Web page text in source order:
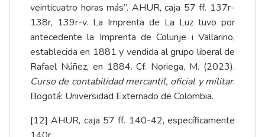
veinticuatro horas más”. AHUR, caja 57 ff. 137r-
138r, 139r-v. La Imprenta de La Luz tuvo por
antecedente la Imprenta de Colunje i Vallarino,
establecida en 1881 y vendida al grupo liberal de
Rafael Núñez, en 1884. Cf. Noriega, M. (2023).
Curso de contabilidad mercantil, oficial y militar.
Bogotá: Universidad Externado de Colombia.
[12] AHUR, caja 57 ff. 140-42, específicamente